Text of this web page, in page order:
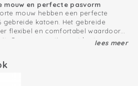
mouw en perfecte pasvorm
mouw hebben een perfecte
gebreide katoen. Het gebreide
flexibel en comfortabel waardoor
Onze rompertjes met korte mouw
Het comfortabele aan
vrij van schadelijke stoffen
lees meer